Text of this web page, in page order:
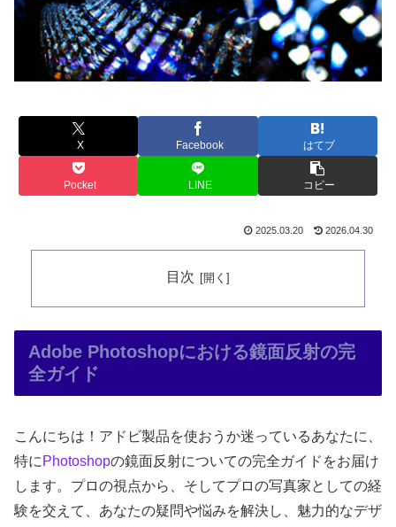
X Facebook はてブ
Pocket LINE コピー
2025.03.20 2026.04.30
目次
Adobe Photoshopにおける鏡面反射の完
全ガイド
こんにちは！アドビ製品を使おうか迷っているあなたに、
特に Photoshopの鏡面反射についての完全ガイドをお届け
します。プロの視点から、そしてプロの写真家としての経
験を交えて、あなたの疑問や悩みを解決し、魅力的なデザ